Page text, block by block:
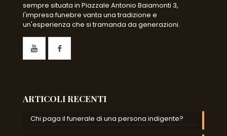
sempre situata in Piazzale Antonio Baiamonti 3,
l'impresa funebre vanta una tradizione e
un'esperienza che si tramanda da generazioni.
ARTICOLI RECENTI
Chi paga il funerale di una persona indigente?